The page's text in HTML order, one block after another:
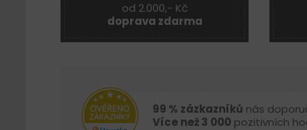
od 2.000,- Kč
doprava zdarma
99 % zázkazníků nás
Více než 3 000 pozitivních